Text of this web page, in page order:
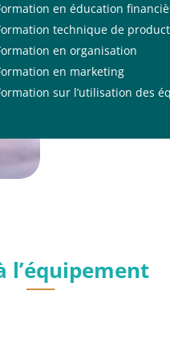
en éducation
technique de
en organisation
en marketing
sur l’utilisation des
l’équipement